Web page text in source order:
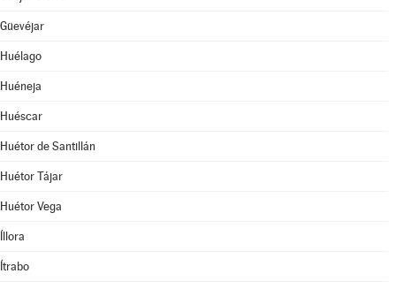
Güevéjar
Huélago
Huéneja
Huéscar
Huétor de Santillán
Huétor Tájar
Huétor Vega
Íllora
Ítrabo